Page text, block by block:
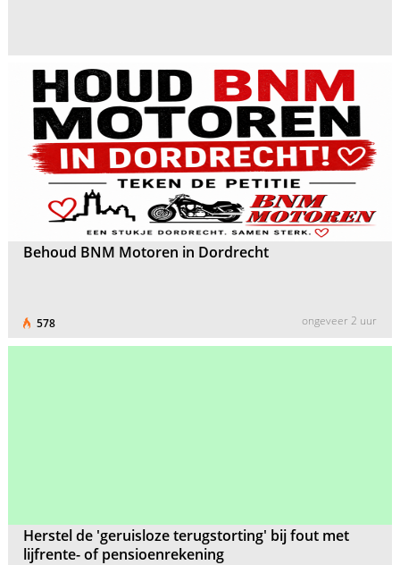
Behoud BNM Motoren in Dordrecht
578 ongeveer 2 uur
Herstel de 'geruisloze terugstorting' bij fout met
lijfrente- of pensioenrekening